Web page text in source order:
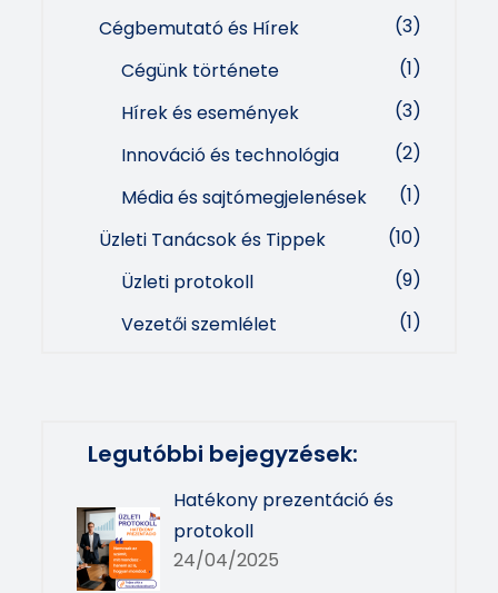
Cégbemutató és Hírek
(3)
Cégünk története
(1)
Hírek és események
(3)
Innováció és technológia
(2)
Média és sajtómegjelenések
(1)
Üzleti Tanácsok és Tippek
(10)
Üzleti protokoll
(9)
Vezetői szemlélet
(1)
Legutóbbi bejegyzések:
Hatékony prezentáció és
protokoll
24/04/2025